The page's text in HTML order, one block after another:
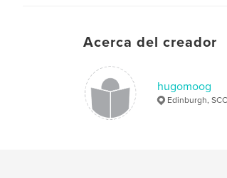
Acerca del creador
hugomoog
Edinburgh,